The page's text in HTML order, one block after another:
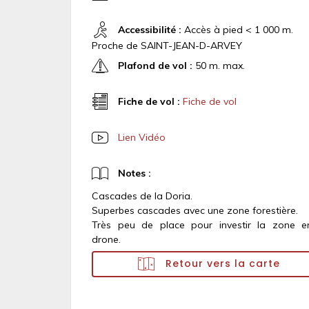
Accessibilité : Accès à pied < 1 000 m.
Proche de SAINT-JEAN-D-ARVEY
Plafond de vol : 50 m. max.
Fiche de vol : Fiche de vol
Lien Vidéo
Notes :
Cascades de la Doria.
Superbes cascades avec une zone forestière.
Très peu de place pour investir la zone
drone.
Retour vers la carte